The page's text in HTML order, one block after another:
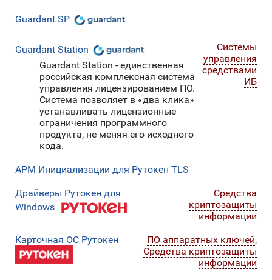
Guardant SP
Guardant Station
Guardant Station - единственная
российская комплексная система
управления лицензированием ПО.
Система позволяет в «два клика»
устанавливать лицензионные
ограничения программного
продукта, не меняя его исходного
кода.
Системы
управления
средствами
ИБ
АРМ Инициализации для Рутокен TLS
Драйверы Рутокен для
Windows
Средства
криптозащиты
информации
Карточная ОС Рутокен ПО аппаратных ключей,
Средства криптозащиты
информации